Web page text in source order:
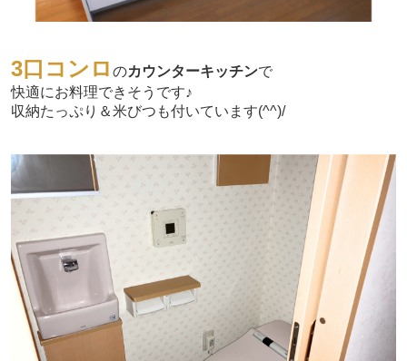
3口コンロ のカウンターキッチンで
快適にお料理できそうです♪
収納たっぷり＆米びつも付いています(^^)/